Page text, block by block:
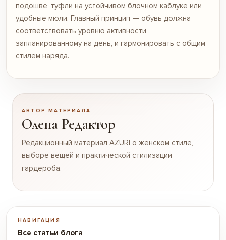
подошве, туфли на устойчивом блочном каблуке или
удобные мюли. Главный принцип — обувь должна
соответствовать уровню активности,
запланированному на день, и гармонировать с общим
стилем наряда.
АВТОР МАТЕРИАЛА
Олена Редактор
Редакционный материал AZURI о женском стиле,
выборе вещей и практической стилизации
гардероба.
НАВИГАЦИЯ
Все статьи блога